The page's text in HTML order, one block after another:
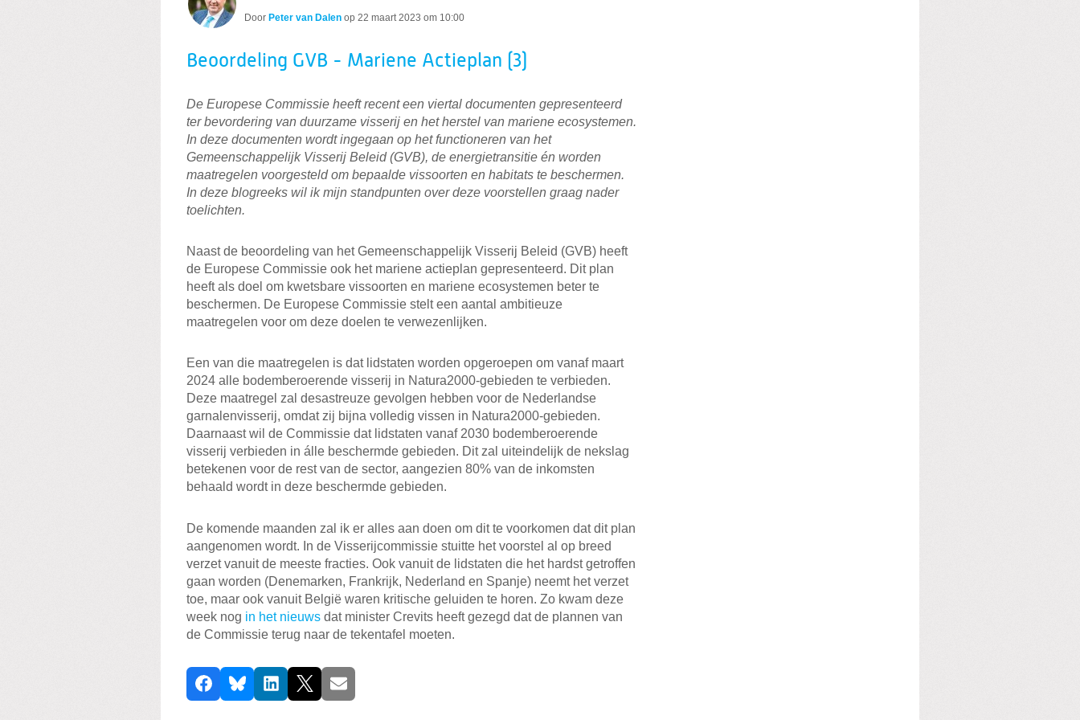
Door Peter van Dalen op 22 maart 2023 om 10:00
Beoordeling GVB - Mariene Actieplan (3)
De Europese Commissie heeft recent een viertal documenten gepresenteerd
ter bevordering van duurzame visserij en het herstel van mariene ecosystemen.
In deze documenten wordt ingegaan op het functioneren van het
Gemeenschappelijk Visserij Beleid (GVB), de energietransitie én worden
maatregelen voorgesteld om bepaalde vissoorten en habitats te beschermen.
In deze blogreeks wil ik mijn standpunten over deze voorstellen graag nader
toelichten.
Naast de beoordeling van het Gemeenschappelijk Visserij Beleid (GVB) heeft
de Europese Commissie ook het mariene actieplan gepresenteerd. Dit plan
heeft als doel om kwetsbare vissoorten en mariene ecosystemen beter te
beschermen. De Europese Commissie stelt een aantal ambitieuze
maatregelen voor om deze doelen te verwezenlijken.
Een van die maatregelen is dat lidstaten worden opgeroepen om vanaf maart
2024 alle bodemberoerende visserij in Natura2000-gebieden te verbieden.
Deze maatregel zal desastreuze gevolgen hebben voor de Nederlandse
garnalenvisserij, omdat zij bijna volledig vissen in Natura2000-gebieden.
Daarnaast wil de Commissie dat lidstaten vanaf 2030 bodemberoerende
visserij verbieden in álle beschermde gebieden. Dit zal uiteindelijk de nekslag
betekenen voor de rest van de sector, aangezien 80% van de inkomsten
behaald wordt in deze beschermde gebieden.
De komende maanden zal ik er alles aan doen om dit te voorkomen dat dit plan
aangenomen wordt. In de Visserijcommissie stuitte het voorstel al op breed
verzet vanuit de meeste fracties. Ook vanuit de lidstaten die het hardst getroffen
gaan worden (Denemarken, Frankrijk, Nederland en Spanje) neemt het verzet
toe, maar ook vanuit België waren kritische geluiden te horen. Zo kwam deze
week nog in het nieuws dat minister Crevits heeft gezegd dat de plannen van
de Commissie terug naar de tekentafel moeten.
D
e
FacebookBlueskyLinkedIn
X E-mail